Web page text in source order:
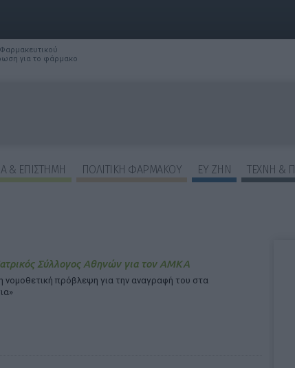
για το φάρμακο
& ΕΠΙΣΤΗΜΗ ΠΟΛΙΤΙΚΗ ΦΑΡΜΑΚΟΥ ΕΥ ΖΗΝ
ΤΕΧΝΗ &
Σύλλογος Αθηνών για τον ΑΜΚΑ
νομοθετική πρόβλεψη για την αναγραφή του στα